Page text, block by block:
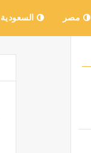
مصر السعودية